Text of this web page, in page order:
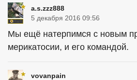
a.s.zzz888
5 декабря 2016 09:56
Мы ещё натерпимся с новым
мерикатосии, и его командой.
vovanpain